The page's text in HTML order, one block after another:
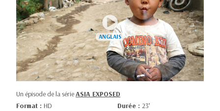
Un épisode de la sérieASIA EXPOSED
Format : HD Durée : 23’